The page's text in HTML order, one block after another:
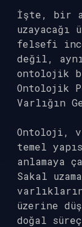
İşte, bir
felsefi
değil,
ontolojik
Ontolojik
Varlığın
Ontoloji,
temel
anlamaya
Sakal
üzerine
doğal